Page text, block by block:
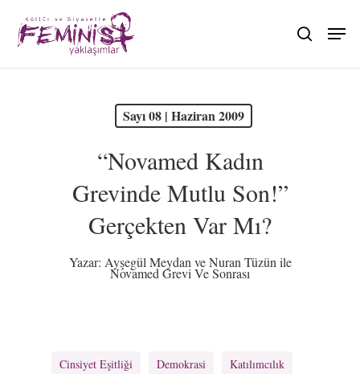
main
search
Sayı 08 | Haziran 2009
“Novamed Kadın
Grevinde Mutlu Son!”
Gerçekten Var Mı?
Yazar: Ayşegül Meydan ve Nuran Tüzün ile
Novamed Grevi Ve Sonrası
Cinsiyet Eşitliği Demokrasi Katılımcılık